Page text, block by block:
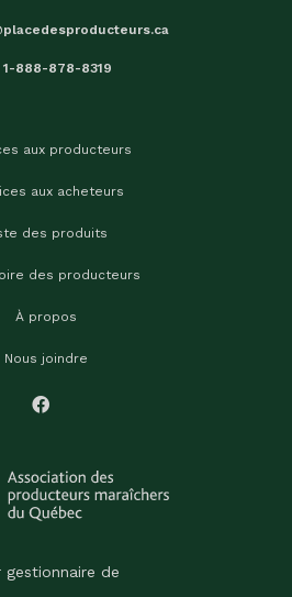
1-888-878-8319
aux producteurs
aux acheteurs
des produits
des producteurs
À propos
Nous joindre
gestionnaire de